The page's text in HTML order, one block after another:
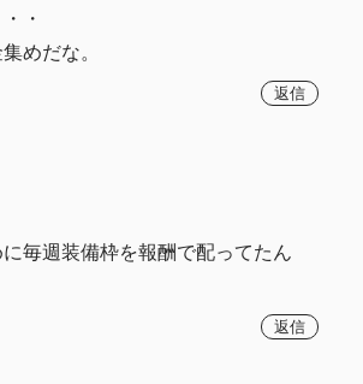
・
めだな。
返信
毎週装備枠を報酬で配ってたん
返信